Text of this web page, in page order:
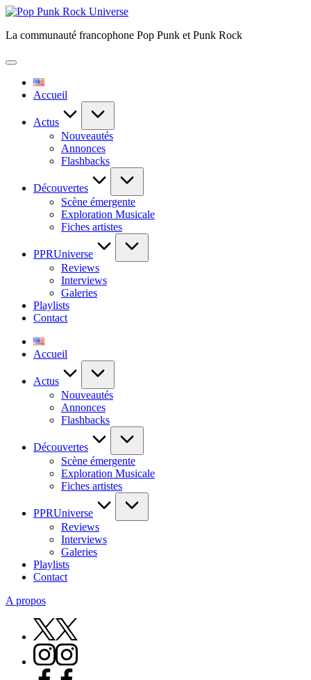
Skip
content
Pop
Rock
La communauté francophone Pop Punk et Punk Rock
Accueil
Actus
Nouveautés
Annonces
Flashbacks
Découvertes
Scène émergente
Exploration Musicale
Fiches artistes
PPRUniverse
Reviews
Interviews
Galeries
Playlists
Contact
Accueil
Actus
Nouveautés
Annonces
Flashbacks
Découvertes
Scène émergente
Exploration Musicale
Fiches artistes
PPRUniverse
Reviews
Interviews
Galeries
Playlists
Contact
A propos
X
Instagram
Facebook